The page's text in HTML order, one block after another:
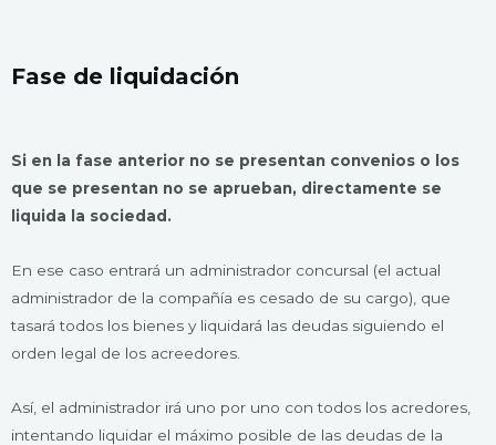
Fase de liquidación
Si en la fase anterior no se presentan convenios o los
que se presentan no se aprueban, directamente se
liquida la sociedad.
En ese caso entrará un administrador concursal (el actual
administrador de la compañía es cesado de su cargo), que
tasará todos los bienes y liquidará las deudas siguiendo el
orden legal de los acreedores.
Así, el administrador irá uno por uno con todos los acredores,
intentando liquidar el máximo posible de las deudas de la